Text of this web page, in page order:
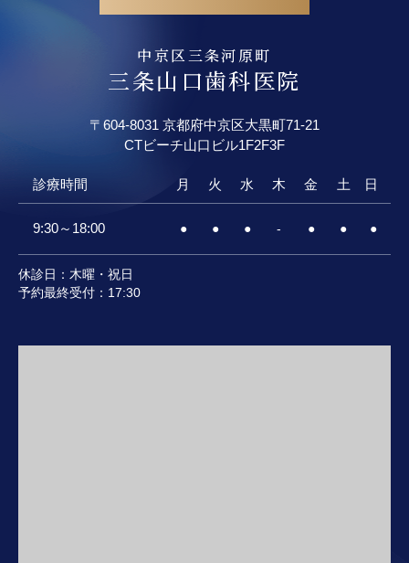
中京区三条河原町
三条山口歯科医院
〒604-8031 京都府中京区大黒町71-21
CTビーチ山口ビル1F2F3F
診療時間 月 火 水 木 金 土 日
9:30～18:00 ● ● ● - ● ● ●
休診日：木曜・祝日
予約最終受付：17:30